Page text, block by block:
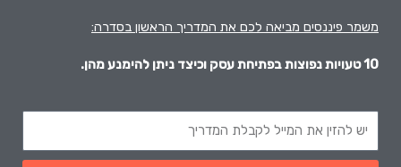
משמר פיננסים מביאה לכם את המדריך הראשון בסדרה:
10 טעויות נפוצות בפתיחת עסק וכיצד ניתן להימנע מהן.
י